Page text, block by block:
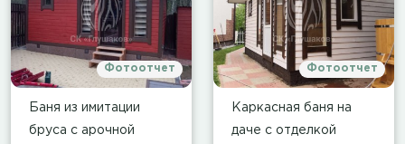
Фотоотчет
Баня из имитации
бруса с арочной
Фотоотчет
Каркасная баня на
даче с отделкой